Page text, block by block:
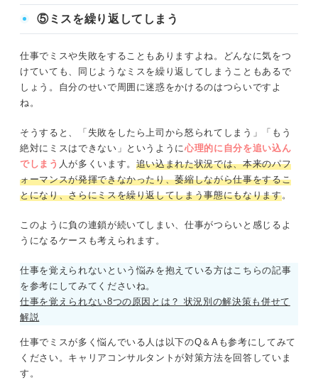
トとともに解説するので、仕事への
不安を解消するための参考にしてく
ださい。
⑤ミスを繰り返してしまう
仕事でミスや失敗をすることもありますよね。どんなに気をつ
けていても、同じようなミスを繰り返してしまうこともあるで
しょう。自分のせいで周囲に迷惑をかけるのはつらいですよ
ね。
そうすると、「失敗をしたら上司から怒られてしまう」「もう
絶対にミスはできない」というように心理的に自分を追い込ん
でしまう 人が多くいます。 追い込まれた状況では、本来のパフ
ォーマンスが発揮できなかったり、萎縮しながら仕事をするこ
とになり、さらにミスを繰り返してしまう事態にもなります。
このように負の連鎖が続いてしまい、仕事がつらいと感じるよ
うになるケースも考えられます。
仕事を覚えられないという悩みを抱えている方はこちらの記事
を参考にしてみてくださいね。
仕事を覚えられない8つの原因とは？ 状況別の解決策も併せて
解説
仕事でミスが多く悩んでいる人は以下のQ＆Aも参考にしてみて
ください。キャリアコンサルタントが対策方法を回答していま
す。